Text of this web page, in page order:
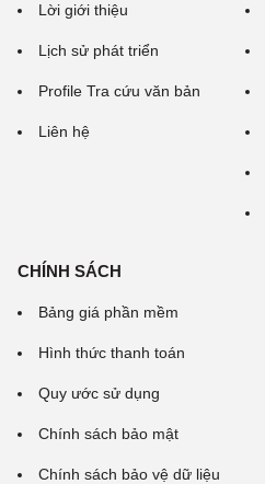
Lời giới thiệu
Lịch sử phát triển
Profile Tra cứu văn bản
Liên hệ
CHÍNH SÁCH
Bảng giá phần mềm
Hình thức thanh toán
Quy ước sử dụng
Chính sách bảo mật
Chính sách bảo vệ dữ liệu